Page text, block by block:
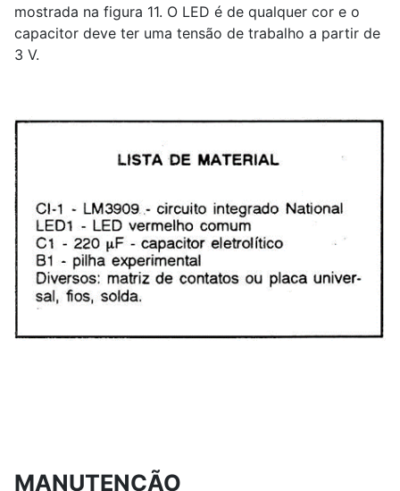
mostrada na figura 11. O LED é de qualquer cor e o
capacitor deve ter uma tensão de trabalho a partir de
3 V.
MANUTENÇÃO